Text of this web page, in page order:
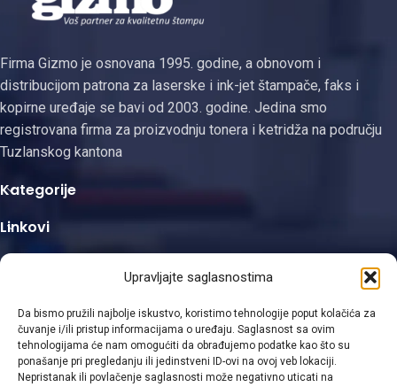
Upravljajte saglasnostima
Da bismo pružili najbolje iskustvo, koristimo tehnologije poput kolačića za
čuvanje i/ili pristup informacijama o uređaju. Saglasnost sa ovim
tehnologijama će nam omogućiti da obrađujemo podatke kao što su
ponašanje pri pregledanju ili jedinstveni ID-ovi na ovoj veb lokaciji.
Nepristanak ili povlačenje saglasnosti može negativno uticati na
Firma Gizmo je osnovana 1995. godine, a obnovom i
distribucijom patrona za laserske i ink-jet štampače, faks i
kopirne uređaje se bavi od 2003. godine. Jedina smo
registrovana firma za proizvodnju tonera i ketridža na području
Tuzlanskog kantona
Kategorije
Linkovi
Kontakt informacije
Viber